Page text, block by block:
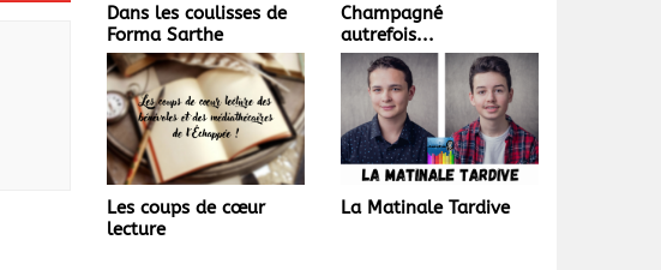
Dans les coulisses de
Forma Sarthe
Les coups de cœur
lecture
Champagné
autrefois...
La Matinale Tardive